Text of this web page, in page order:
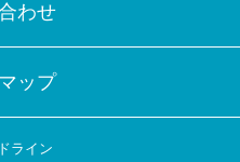
わせ
ップ
ライン